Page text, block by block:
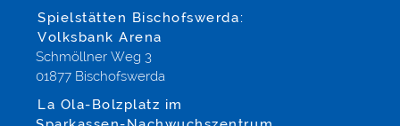
Spielstätten Bischofswerda:
Volksbank Arena
Schmöllner Weg 3
01877 Bischofswerda
La Ola-Bolzplatz im